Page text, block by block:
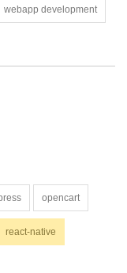
webapp development
opencart
react-native